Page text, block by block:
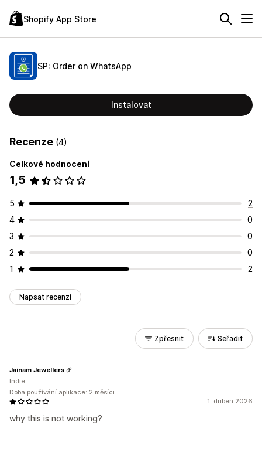
Shopify App Store
SP: Order on WhatsApp
Instalovat
Recenze (4)
Celkové hodnocení
1,5
5
2
4
0
3
0
2
0
1
2
Napsat recenzi
Zpřesnit Seřadit
1. duben 2026
why this is not working?
Jainam Jewellers
Indie
Doba používání aplikace: 2 měsíci